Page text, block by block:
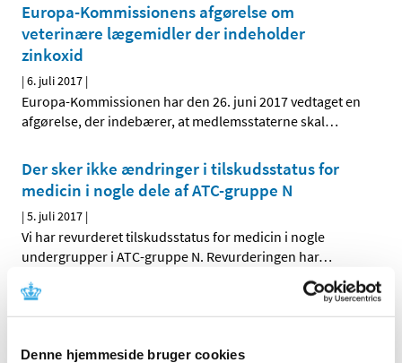
Denne hjemmeside bruger cookies
Europa-Kommissionens afgørelse om
veterinære lægemidler der indeholder
zinkoxid
|6. juli 2017 |
Europa-Kommissionen har den 26. juni 2017 vedtaget en
afgørelse, der indebærer, at medlemsstaterne skal…
Der sker ikke ændringer i tilskudsstatus for
medicin i nogle dele af ATC-gruppe N
|5. juli 2017 |
Vi har revurderet tilskudsstatus for medicin i nogle
undergrupper i ATC-gruppe N. Revurderingen har…
Rapporter om alvorlige bivirkninger ved
skal ikke til LMST